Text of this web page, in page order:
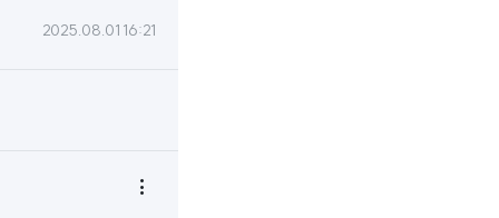
2025.08.01 16:21
